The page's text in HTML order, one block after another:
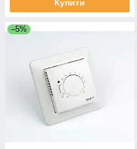
Купити
–5%